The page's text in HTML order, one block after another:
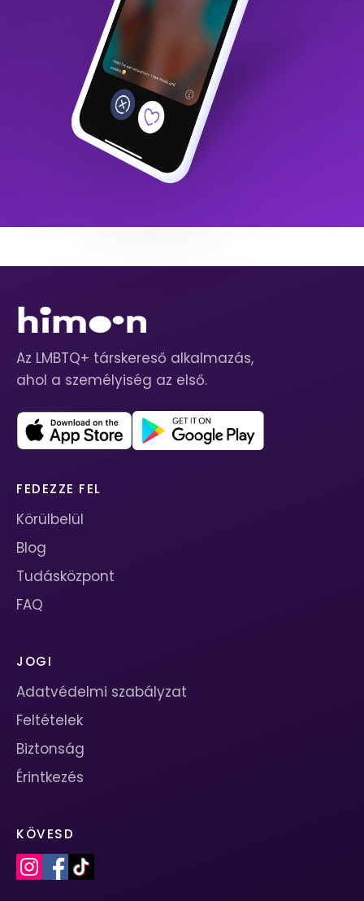
Az LMBTQ+ társkereső alkalmazás,
ahol a személyiség az első.
FEDEZZE FEL
Körülbelül
Blog
Tudásközpont
FAQ
JOGI
Adatvédelmi szabályzat
Feltételek
Biztonság
Érintkezés
KÖVESD